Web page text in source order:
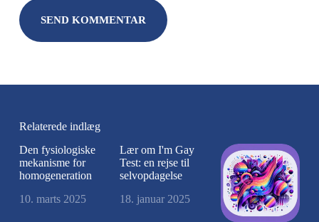
SEND KOMMENTAR
Relaterede indlæg
Den fysiologiske
mekanisme for
homogeneration
10. marts 2025
Lær om I'm Gay
Test: en rejse til
selvopdagelse
18. januar 2025